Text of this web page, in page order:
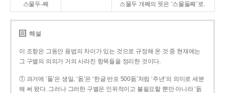
스물두-째 스물두 개째의 뜻은 ‘스물둘째’로.
해설
이 조항은 그동안 용법의 차이가 있는 것으로 규정해 온 것 중 현재에는
그 구별의 의의가 거의 사라진 항목들을 정리한 것이다.
① 과거에 ‘돌’은 생일, ‘돐’은 ‘한글 반포 500돐’처럼 ‘주년’의 의미로 세분
해 써 왔다. 그러나 그러한 구별은 인위적이고 불필요할 뿐만 아니라 ‘돐